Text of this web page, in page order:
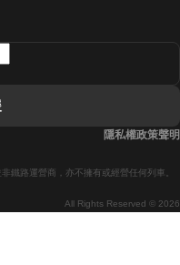
All Rights Reserved © 2026
鐵路運營商，亦不擁有或經營任何列車。
隱私權政策聲明